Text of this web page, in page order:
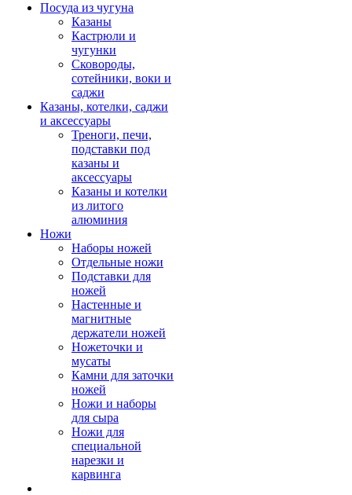
Посуда из чугуна
Казаны
Кастрюли и
чугунки
Сковороды,
сотейники, воки и
саджи
Казаны, котелки, саджи
и аксессуары
Треноги, печи,
подставки под
казаны и
аксессуары
Казаны и котелки
из литого
алюминия
Ножи
Наборы ножей
Отдельные ножи
Подставки для
ножей
Настенные и
магнитные
держатели ножей
Ножеточки и
мусаты
Камни для заточки
ножей
Ножи и наборы
для сыра
Ножи для
специальной
нарезки и
карвинга